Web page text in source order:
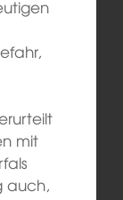
mit
auch,